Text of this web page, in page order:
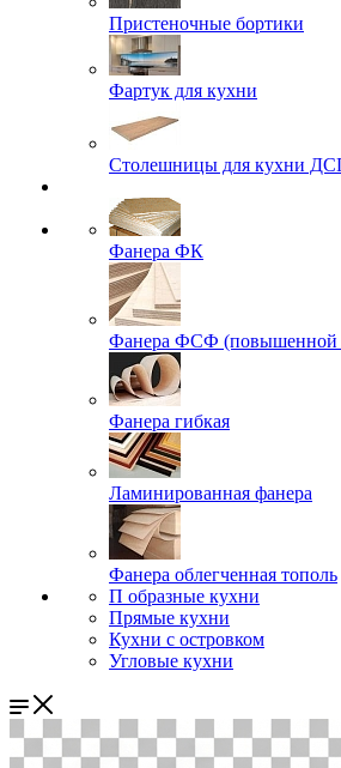
Пристеночные бортики
Фартук для кухни
Столешницы для кухни
Фанера ФК
Фанера ФСФ (повышенной
Фанера гибкая
Ламинированная фанера
Фанера облегченная тополь
П образные кухни
Прямые кухни
Кухни с островком
Угловые кухни